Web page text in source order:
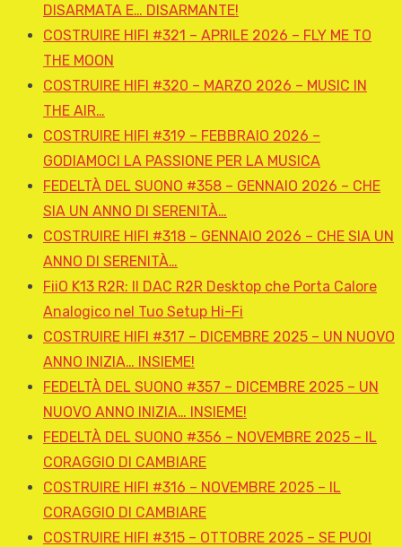
DISARMATA E… DISARMANTE!
COSTRUIRE HIFI #321 – APRILE 2026 – FLY ME TO
THE MOON
COSTRUIRE HIFI #320 – MARZO 2026 – MUSIC IN
THE AIR…
COSTRUIRE HIFI #319 – FEBBRAIO 2026 –
GODIAMOCI LA PASSIONE PER LA MUSICA
FEDELTÀ DEL SUONO #358 – GENNAIO 2026 – CHE
SIA UN ANNO DI SERENITÀ…
COSTRUIRE HIFI #318 – GENNAIO 2026 – CHE SIA UN
ANNO DI SERENITÀ…
FiiO K13 R2R: Il DAC R2R Desktop che Porta Calore
Analogico nel Tuo Setup Hi-Fi
COSTRUIRE HIFI #317 – DICEMBRE 2025 – UN NUOVO
ANNO INIZIA… INSIEME!
FEDELTÀ DEL SUONO #357 – DICEMBRE 2025 – UN
NUOVO ANNO INIZIA… INSIEME!
FEDELTÀ DEL SUONO #356 – NOVEMBRE 2025 – IL
CORAGGIO DI CAMBIARE
COSTRUIRE HIFI #316 – NOVEMBRE 2025 – IL
CORAGGIO DI CAMBIARE
COSTRUIRE HIFI #315 – OTTOBRE 2025 – SE PUOI